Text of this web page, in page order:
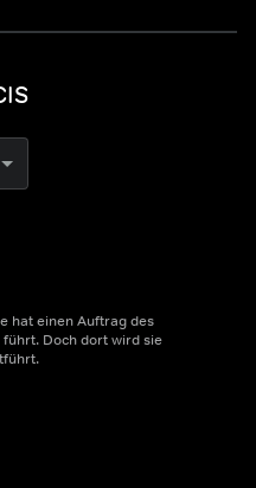
hat einen Auftrag des
Doch dort wird sie